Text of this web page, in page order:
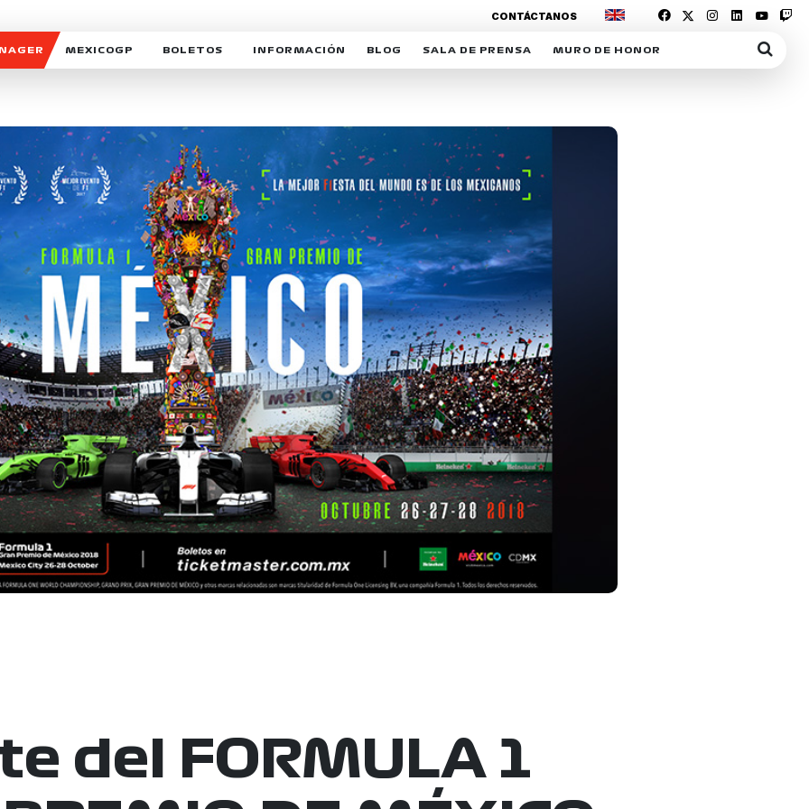
MEXICOGP
SOSTENIBILIDAD
CELEBRA CON NOSOTROS
BOLETOS INFORMACIÓN
DERECHO DE PRIMERA OPCIÓN
REFORESTEMOS JUNTOS
MOTORSPORT ACADEMY
VOLUNTARIOS
EXPOSICIÓN FOTOGRÁFICA
CAMPEONATO
PATROCINADORES
LEGALES TICKETMASTER
BLOG
MEXICOGP
INTERACTIVOS
SALA DE PRENSA
ACREDITACIONES
MURO DE HONOR
CONTÁCTANOS
del FORMULA 1